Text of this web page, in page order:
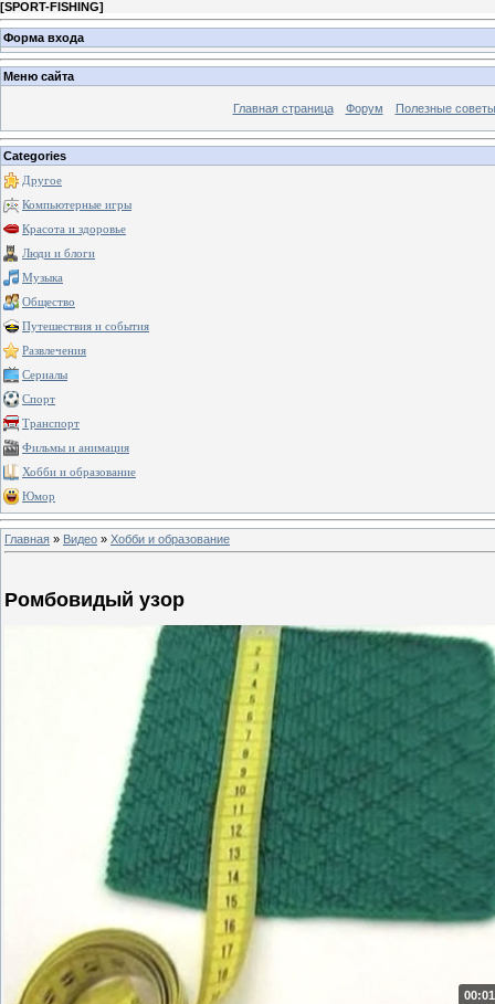
[SPORT-FISHING]
Форма входа
Меню сайта
Главная страница Форум Полезные советы
Categories
Другое
Компьютерные игры
Красота и здоровье
Люди и блоги
Музыка
Общество
Путешествия и события
Развлечения
Сериалы
Спорт
Транспорт
Фильмы и анимация
Хобби и образование
Юмор
Главная » Видео » Хобби и образование
Ромбовидый узор